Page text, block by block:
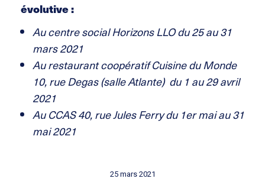
évolutive :
Au centre social Horizons LLO du 25 au 31
mars 2021
Au restaurant coopératif Cuisine du Monde
10, rue Degas (salle Atlante) du 1 au 29 avril
2021
Au CCAS40, rue Jules Ferrydu 1er mai au 31
mai 2021
25 mars 2021